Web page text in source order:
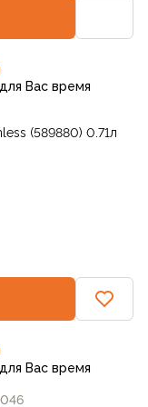
Вас время
(589880) 0.71л
Вас время